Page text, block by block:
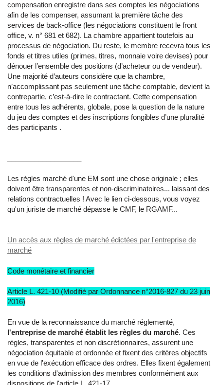
compensation enregistre dans ses comptes les négociations
afin de les compenser, assumant la première tâche des
services de back-office (les négociations constituent le front
office, v. n° 681 et 682). La chambre appartient toutefois au
processus de négociation. Du reste, le membre recevra tous les
fonds et titres utiles (primes, titres, monnaie voire devises) pour
dénouer l’ensemble des positions (d’acheteur ou de vendeur).
Une majorité d’auteurs considère que la chambre,
n’accomplissant pas seulement une tâche comptable, devient la
contrepartie, c’est-à-dire le contractant. Cette compensation
entre tous les adhérents, globale, pose la question de la nature
du jeu des comptes et des inscriptions fongibles d’une pluralité
des participants .
Les règles marché d'une EM sont une chose originale ; elles
doivent être transparentes et non-discriminatoires... laissant des
relations contractuelles ! Avec le lien ci-dessous, vous voyez
qu'un juriste de marché dépasse le CMF, le RGAMF...
Un accès aux règles de marché édictées par l'entreprise de
marché
Code monétaire et financier
Article L. 421-10 (Modifié par Ordonnance n°2016-827 du 23 juin
2016)
En vue de la reconnaissance du marché réglementé,
l'entreprise de marché établit les règles du marché. Ces
règles, transparentes et non discrétionnaires, assurent une
négociation équitable et ordonnée et fixent des critères objectifs
en vue de l'exécution efficace des ordres. Elles fixent également
les conditions d'admission des membres conformément aux
dispositions de l'article L. 421-17.